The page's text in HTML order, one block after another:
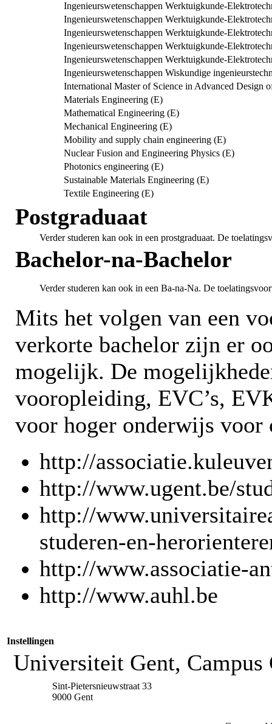
Ingenieurswetenschappen Werktuigkunde-
Ingenieurswetenschappen Werktuigkunde-
Ingenieurswetenschappen Werktuigkunde-
Ingenieurswetenschappen Werktuigkunde-
Ingenieurswetenschappen Werktuigkunde-
Ingenieurswetenschappen Wiskundige
International Master of Science in Advanced Design
Materials Engineering (E)
Mathematical Engineering (E)
Mechanical Engineering (E)
Mobility and supply chain engineering (E)
Nuclear Fusion and Engineering Physics (E)
Photonics engineering (E)
Sustainable Materials Engineering (E)
Textile Engineering (E)
Postgraduaat
Verder studeren kan ook in een prostgraduaat. De
Bachelor-na-Bachelor
Verder studeren kan ook in een Ba-na-Na. De
Mits het volgen van een
verkorte bachelor zijn er
mogelijk. De
vooropleiding, EVC’s,
voor hoger onderwijs
http://
http://www.ugent.be/
http://
studeren-en-
http://www.associatie-
http://www.auhl.be
Instellingen
Universiteit Gent, Campus
Sint-Pietersnieuwstraat 33
9000 Gent